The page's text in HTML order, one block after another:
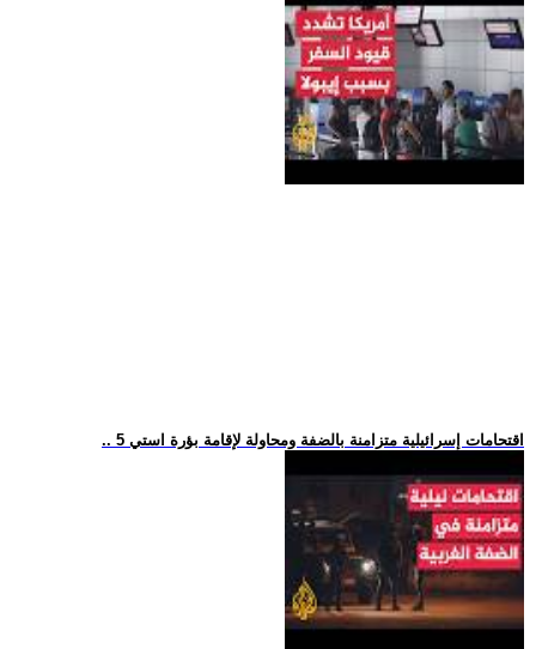
.. 5 اقتحامات إسرائيلية متزامنة بالضفة ومحاولة لإقامة بؤرة استي